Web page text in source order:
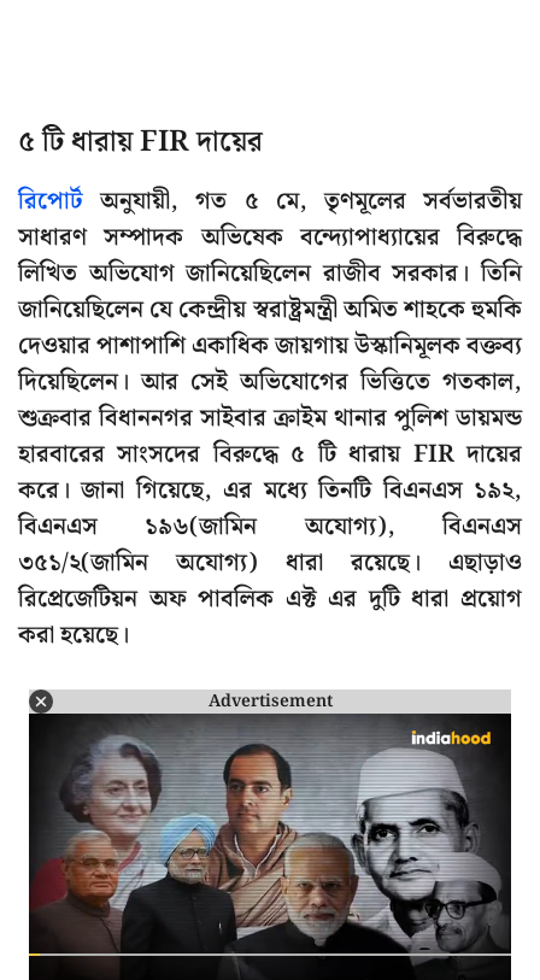
৫ টি ধারায় FIR দায়ের
রিপোর্ট অনুযায়ী, গত ৫ মে, তৃণমূলের সর্বভারতীয়
সাধারণ সম্পাদক অভিষেক বন্দ্যোপাধ্যায়ের বিরুদ্ধে
লিখিত অভিযোগ জানিয়েছিলেন রাজীব সরকার। তিনি
জানিয়েছিলেন যে কেন্দ্রীয় স্বরাষ্ট্রমন্ত্রী অমিত শাহকে হুমকি
দেওয়ার পাশাপাশি একাধিক জায়গায় উস্কানিমূলক বক্তব্য
দিয়েছিলেন। আর সেই অভিযোগের ভিত্তিতে গতকাল,
শুক্রবার বিধাননগর সাইবার ক্রাইম থানার পুলিশ ডায়মন্ড
হারবারের সাংসদের বিরুদ্ধে ৫ টি ধারায় FIR দায়ের
করে। জানা গিয়েছে, এর মধ্যে তিনটি বিএনএস ১৯২,
বিএনএস ১৯৬(জামিন অযোগ্য), বিএনএস
৩৫১/২(জামিন অযোগ্য) ধারা রয়েছে। এছাড়াও
রিপ্রেজেটিয়ন অফ পাবলিক এক্ট এর দুটি ধারা প্রয়োগ
করা হয়েছে।
Advertisement